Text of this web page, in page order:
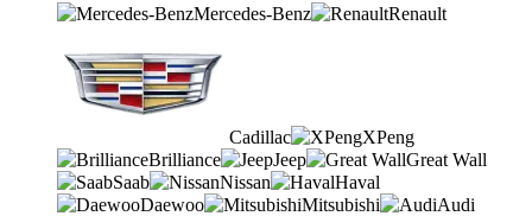
Mercedes-Benz
Renault
Cadillac
XPeng
Brilliance
Jeep
Great Wall
Saab
Nissan
Haval
Daewoo
Mitsubishi Audi